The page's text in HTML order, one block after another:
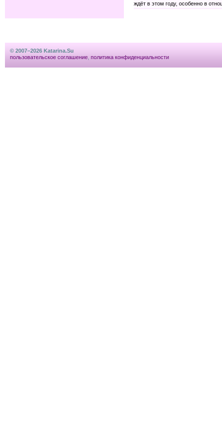
ждёт в этом году, особенно в
© 2007–2026 Katarina.Su
пользовательское соглашение политика конфиденциальности